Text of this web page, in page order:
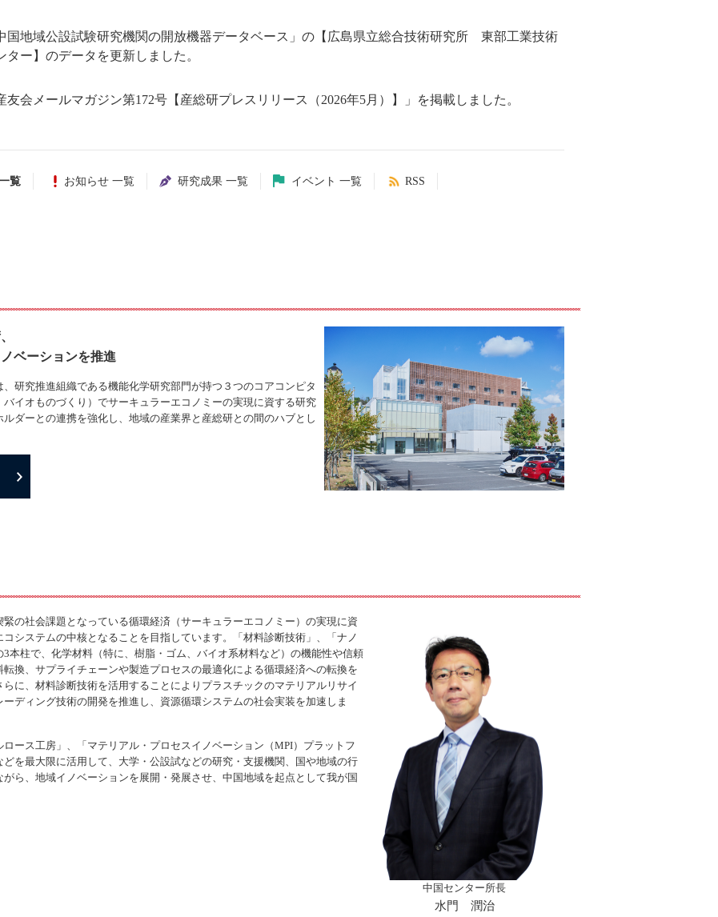
国地域公設試験研究機関の開放機器データベース」の【広島県立総合技術研究所 東部工業技術
ター】のデータを更新しました。
友会メールマガジン第172号【産総研プレスリリース（2026年5月）】」を掲載しました。
覧 お知らせ 一覧 研究成果 一覧 イベント 一覧 RSS
ベーションを推進
研究推進組織である機能化学研究部門が持つ３つのコアコンピタ
イオものづくり）でサーキュラーエコノミーの実現に資する研究
ダーとの連携を強化し、地域の産業界と産総研との間のハブとし
の社会課題となっている循環経済（サーキュラーエコノミー）の実現に資
システムの中核となることを目指しています。「材料診断技術」、「ナノ
本柱で、化学材料（特に、樹脂・ゴム、バイオ系材料など）の機能性や信頼
換、サプライチェーンや製造プロセスの最適化による循環経済への転換を
に、材料診断技術を活用することによりプラスチックのマテリアルリサイ
ディング技術の開発を推進し、資源循環システムの社会実装を加速しま
ロース工房」、「マテリアル・プロセスイノベーション（MPI）プラットフ
を最大限に活用して、大学・公設試などの研究・支援機関、国や地域の行
ら、地域イノベーションを展開・発展させ、中国地域を起点として我が国
中国センター所長
水門 潤治